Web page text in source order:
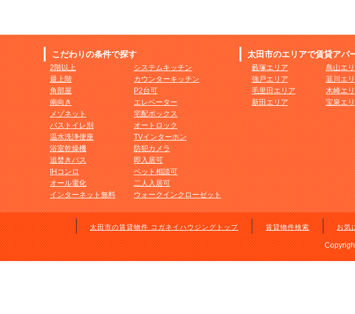
こだわりの条件で探す
2階以上
最上階
角部屋
南向き
メゾネット
バストイレ別
温水洗浄便座
浴室乾燥機
追焚きバス
IHコンロ
オール電化
インターネット無料
システムキッチン
カウンターキッチン
P2台可
エレベーター
宅配ボックス
オートロック
TVインターホン
防犯カメラ
即入居可
ペット相談可
二人入居可
ウォークインクローゼット
太田市のエリアで賃貸アパ
藪塚エリア
強戸エリア
毛里田エリア
新田エリア
鳥山エ
韮川エ
木崎エ
宝泉エ
太田市の賃貸物件 コガネイハウジングトップ 賃貸物件検索 お気